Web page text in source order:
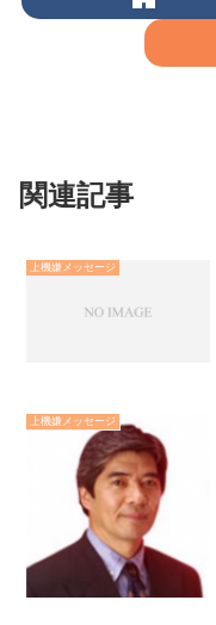
関連記事
上機嫌メッセージ
上機嫌メッセージ